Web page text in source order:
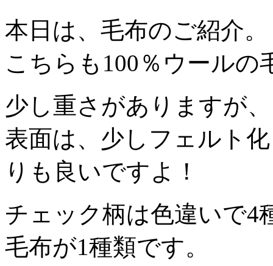
本日は、毛布のご紹介。
こちらも100％ウールの
少し重さがありますが
表面は、少しフェルト
りも良いですよ！
チェック柄は色違いで4
毛布が1種類です。